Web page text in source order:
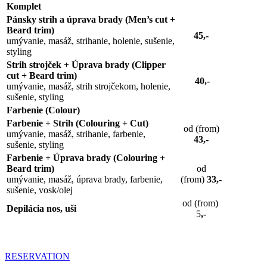
Komplet
Pánsky strih a úprava brady (Men’s cut +
Beard trim)
umývanie, masáž, strihanie, holenie, sušenie,
styling
45,-
Strih strojček + Úprava brady (Clipper
cut + Beard trim)
umývanie, masáž, strih strojčekom, holenie,
sušenie, styling
40,-
Farbenie (Colour)
Farbenie + Strih (Colouring + Cut)
umývanie, masáž, strihanie, farbenie,
sušenie, styling
od (from)
43,-
Farbenie + Úprava brady (Colouring +
Beard trim)
umývanie, masáž, úprava brady, farbenie,
sušenie, vosk/olej
od
(from) 33,-
Depilácia nos, uši
od (from)
5,-
RESERVATION